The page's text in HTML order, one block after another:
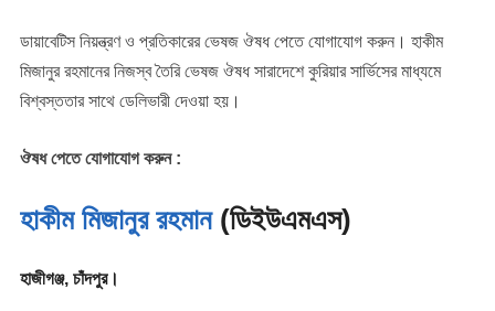
ডায়াবেটিস নিয়ন্ত্রণ ও প্রতিকারের ভেষজ ঔষধ পেতে যোগাযোগ করুন। হাকীম
মিজানুর রহমানের নিজস্ব তৈরি ভেষজ ঔষধ সারাদেশে কুরিয়ার সার্ভিসের মাধ্যমে
বিশ্বস্ততার সাথে ডেলিভারী দেওয়া হয়।
ঔষধ পেতে যোগাযোগ করুন :
হাকীম মিজানুর রহমান(ডিইউএমএস)
হাজীগঞ্জ, চাঁদপুর।